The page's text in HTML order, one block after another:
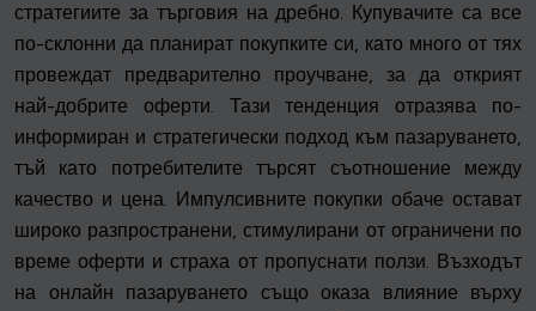
стратегиите за търговия на дребно. Купувачите са все
по-склонни да планират покупките си, като много от тях
провеждат предварително проучване, за да открият
най-добрите оферти. Тази тенденция отразява по-
информиран и стратегически подход към пазаруването,
тъй като потребителите търсят съотношение между
качество и цена. Импулсивните покупки обаче остават
широко разпространени, стимулирани от ограничени по
време оферти и страха от пропуснати ползи. Възходът
на онлайн пазаруването също оказа влияние върху